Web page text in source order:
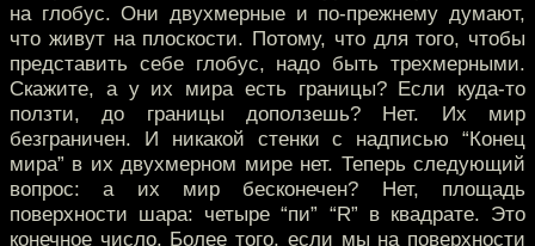
на глобус. Они двухмерные и по-прежнему думают,
что живут на плоскости. Потому, что для того, чтобы
представить себе глобус, надо быть трехмерными.
Скажите, а у их мира есть границы? Если куда-то
ползти, до границы доползешь? Нет. Их мир
безграничен. И никакой стенки с надписью “Конец
мира” в их двухмерном мире нет. Теперь следующий
вопрос: а их мир бесконечен? Нет, площадь
поверхности шара: четыре “пи” “R” в квадрате. Это
конечное число. Более того, если мы на поверхности